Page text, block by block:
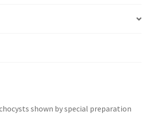
shown by special preparation